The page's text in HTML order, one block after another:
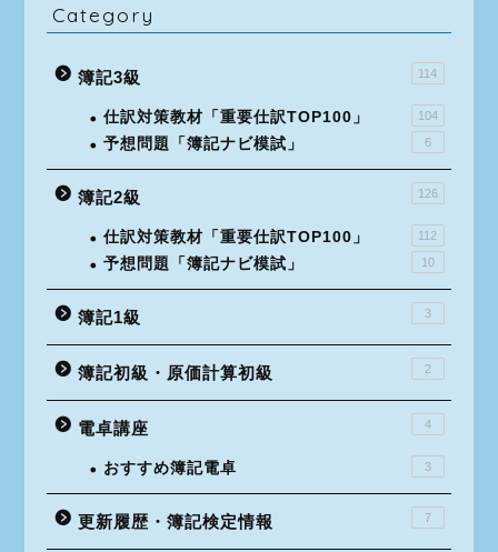
Category
簿記3級 114
仕訳対策教材「重要仕訳TOP100」 104
予想問題「簿記ナビ模試」 6
簿記2級 126
仕訳対策教材「重要仕訳TOP100」 112
予想問題「簿記ナビ模試」 10
簿記1級 3
簿記初級・原価計算初級 2
電卓講座 4
おすすめ簿記電卓 3
更新履歴・簿記検定情報 7